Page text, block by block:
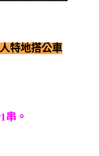
特地搭公車
串。